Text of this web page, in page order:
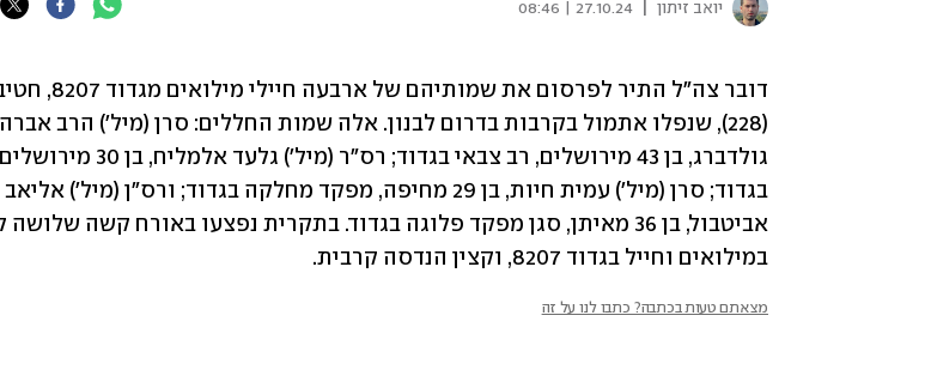
יואב זיתון 27.10.24 | 08:46
במילואים וחייל בגדוד 8207, וקצין הנדסה קרבית.
מצאתם טעות בכתבה? כתבו לנו על זה